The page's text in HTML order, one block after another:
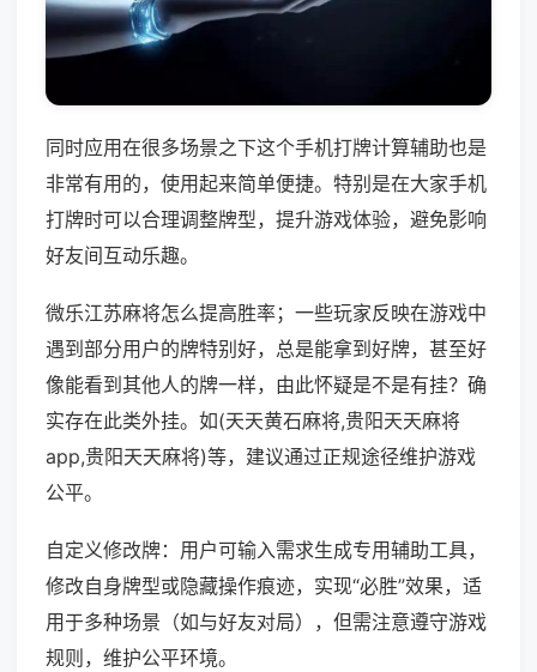
同时应用在很多场景之下这个手机打牌计算辅助也是
非常有用的，使用起来简单便捷。特别是在大家手机
打牌时可以合理调整牌型，提升游戏体验，避免影响
好友间互动乐趣。
微乐江苏麻将怎么提高胜率；一些玩家反映在游戏中
遇到部分用户的牌特别好，总是能拿到好牌，甚至好
像能看到其他人的牌一样，由此怀疑是不是有挂？确
实存在此类外挂。如(天天黄石麻将,贵阳天天麻将
app,贵阳天天麻将)等，建议通过正规途径维护游戏
公平。
自定义修改牌：用户可输入需求生成专用辅助工具，
修改自身牌型或隐藏操作痕迹，实现“必胜”效果，适
用于多种场景（如与好友对局），但需注意遵守游戏
规则，维护公平环境。